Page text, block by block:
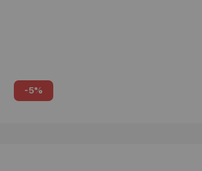
-5%